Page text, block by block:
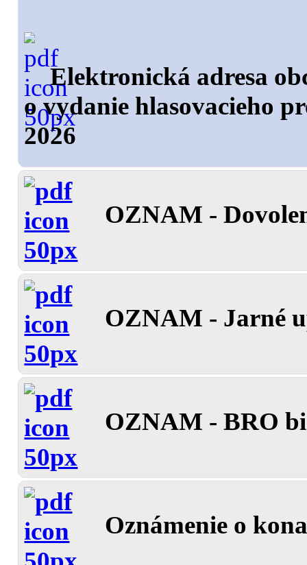
Elektronická adresa
o vydanie hlasovacieho
2026
OZNAM -
OZNAM - Jarné
OZNAM - BRO
Oznámenie o